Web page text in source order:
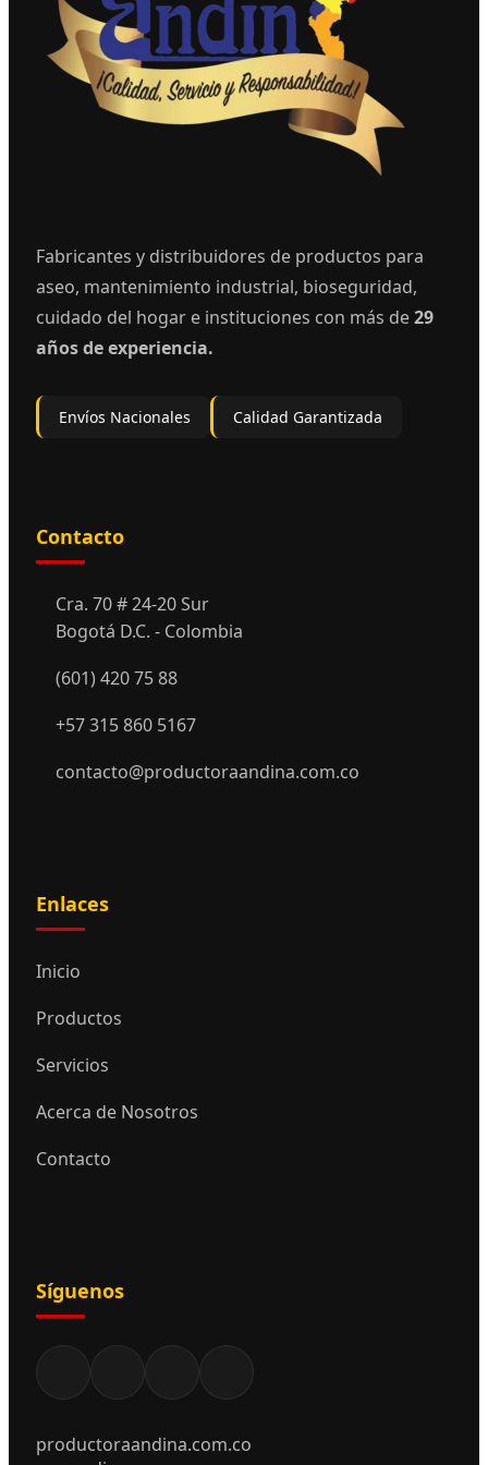
Fabricantes y distribuidores de productos para
aseo, mantenimiento industrial, bioseguridad,
cuidado del hogar e instituciones con más de29
años de experiencia.
Envíos Nacionales Calidad Garantizada
Contacto
Cra. 70 # 24-20 Sur
Bogotá D.C. - Colombia
(601) 420 75 88
+57 315 860 5167
contacto@productoraandina.com.co
Enlaces
Inicio
Productos
Servicios
Acerca de Nosotros
Contacto
Síguenos
productoraandina.com.co